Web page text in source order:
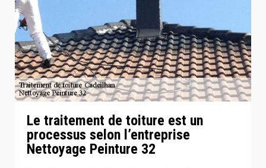
Le traitement de toiture est un
processus selon l’entreprise
Nettoyage Peinture 32